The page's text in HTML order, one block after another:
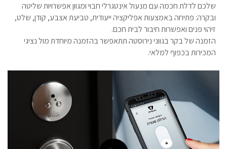
שלכם לדלת חכמה עם מנעול אינטגרלי חבוי ומגוון אפשרויות שליטה
ובקרה: פתיחה באמצעות אפליקציה ייעודית, טביעת אצבע, קודן, שלט,
זיהוי פנים ואפשרות חיבור לבית חכם.
הזמנה של בקר בגווני נירוסטה תתאפשר בהזמנה מיוחדת מול נציגי
המכירות בכפוף למלאי.